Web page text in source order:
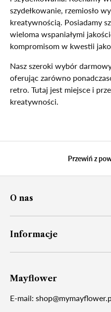
szydełkowanie, rzemiosło
kreatywnością. Posiadamy
wieloma wspaniałymi
kompromisom w kwestii
Nasz szeroki wybór
oferując zarówno
retro. Tutaj jest miejsce i
kreatywności.
Przewiń z
O nas
Informacje
Mayflower
E-mail: